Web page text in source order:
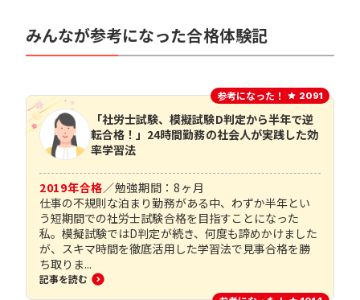
みんなが参考になった合格体験記
参考になった！ 2091
「社労士試験、模擬試験D判定から半年で逆
転合格！」24時間勤務の社会人が実践した効
率学習法
2019年合格／勉強期間：8 ヶ月
仕事の不規則な泊まり勤務がある中、わずか半年とい
う短期間での社労士試験合格を目指すことになった
私。模擬試験ではD判定が続き、何度も諦めかけました
が、スキマ時間を徹底活用した学習法で見事合格を勝
ち取りま...
記事を読む